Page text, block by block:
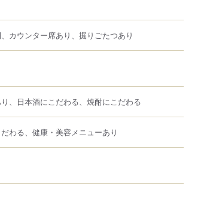
カウンター席あり、掘りごたつあり
、日本酒にこだわる、焼酎にこだわる
わる、健康・美容メニューあり